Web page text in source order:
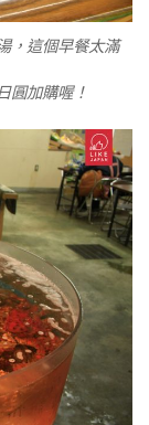
，這個早餐太滿
圓加購喔！